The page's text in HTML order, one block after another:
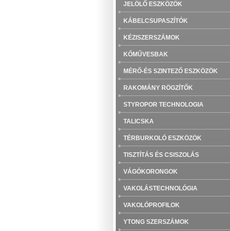
JELÖLŐ ESZKÖZÖK
KÁBELCSUPASZÍTÓK
KÉZISZERSZÁMOK
KŐMŰVESBAK
MÉRŐ-ÉS SZINTEZŐ ESZKÖZÖK
RAKOMÁNY RÖGZÍTŐK
STYROPOR TECHNOLOGIA
TALICSKA
TÉRBURKOLÓ ESZKÖZÖK
TISZTÍTÁS ÉS CSISZOLÁS
VÁGÓKORONGOK
VAKOLÁSTECHNOLÓGIA
VAKOLÓPROFILOK
YTONG SZERSZÁMOK